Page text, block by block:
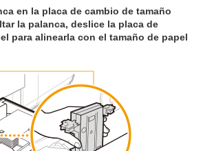
en la placa de cambio de tamaño
la palanca, deslice la placa de
para alinearla con el tamaño de papel